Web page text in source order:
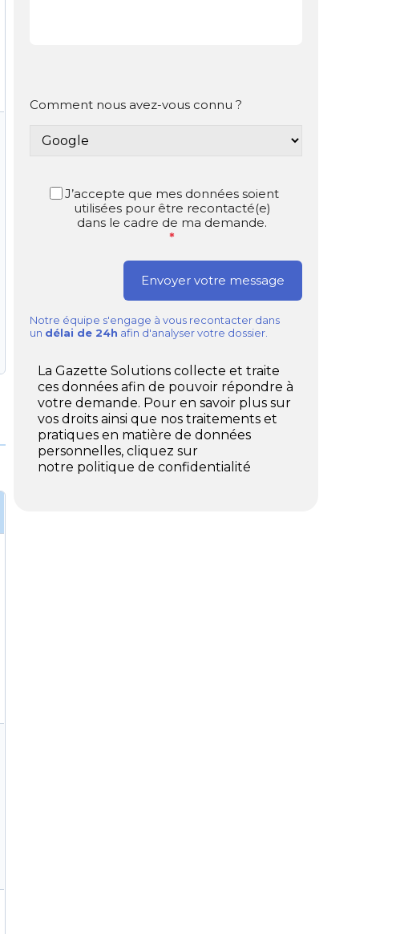
Comment nous avez-vous connu ?
J’accepte que mes données soient
utilisées pour être recontacté(e)
dans le cadre de ma demande.
*
Notre équipe s'engage à vous recontacter dans
un délai de 24h afin d'analyser votre dossier.
La Gazette Solutions collecte et traite
ces données afin de pouvoir répondre à
votre demande. Pour en savoir plus sur
vos droits ainsi que nos traitements et
pratiques en matière de données
personnelles, cliquez sur
notre politique de confidentialité